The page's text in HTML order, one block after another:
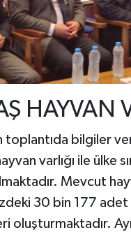
HAYVAN
toplantıda bilgiler
varlığı ile ülke
Mevcut
30 bin 177
oluşturmaktadır.